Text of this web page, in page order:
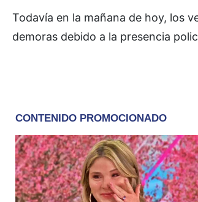
Todavía en la mañana de hoy, los
demoras debido a la presencia